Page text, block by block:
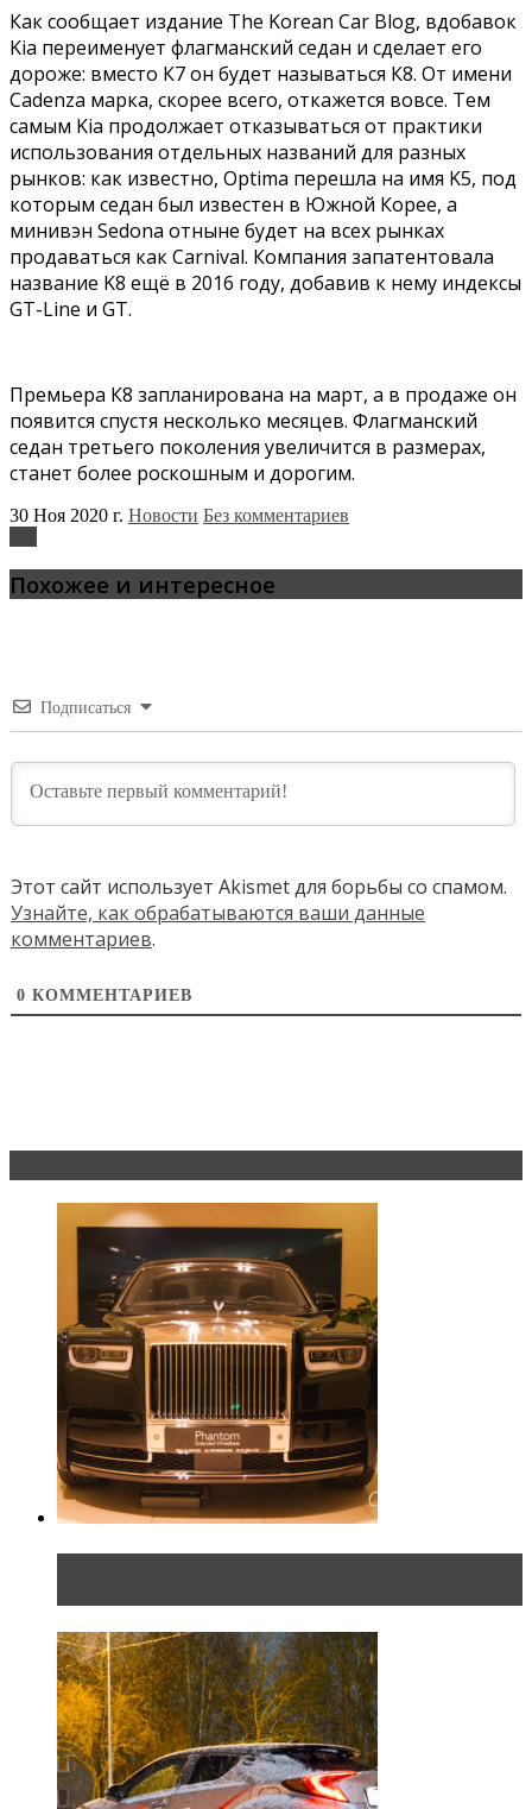
Как сообщает издание The Korean Car Blog, вдобавок
Kia переименует флагманский седан и сделает его
дороже: вместо К7 он будет называться К8. От имени
Cadenza марка, скорее всего, откажется вовсе. Тем
самым Kia продолжает отказываться от практики
использования отдельных названий для разных
рынков: как известно, Optima перешла на имя K5, под
которым седан был известен в Южной Корее, а
минивэн Sedona отныне будет на всех рынках
продаваться как Carnival. Компания запатентовала
название K8 ещё в 2016 году, добавив к нему индексы
GT-Line и GT.
Премьера К8 запланирована на март, а в продаже он
появится спустя несколько месяцев. Флагманский
седан третьего поколения увеличится в размерах,
станет более роскошным и дорогим.
30 Ноя 2020 г. Новости Без комментариев
Похожее и интересное
Подписаться
Этот сайт использует Akismet для борьбы со спамом.
Узнайте, как обрабатываются ваши данные
комментариев.
0 КОММЕНТАРИЕВ